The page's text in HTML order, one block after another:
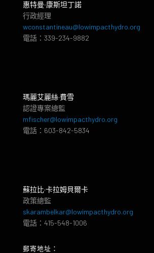
惠特曼‧康斯坦丁諾
行政經理
wconstantineau@lowimpacthydro.org
電話：339-234-9882
瑪麗艾麗絲·費雪
認證專案總監
mfischer@lowimpacthydro.org
電話：603-842-5834
蘇拉比·卡拉姆貝爾卡
政策總監
skarambelkar@lowimpacthydro.org
電話：415-548-1006
郵寄地址：